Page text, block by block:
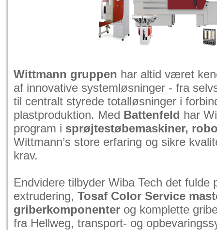
Wittmann gruppen har altid været
af innovative systemløsninger - fra
til centralt styrede totalløsninger i
plastproduktion. Med Battenfeld har
program i sprøjtestøbemaskiner,
Wittmann’s store erfaring og sikre
krav.
Endvidere tilbyder Wiba Tech det fulde
extrudering, Tosaf Color Service
griberkomponenter og komplette
fra Hellweg, transport- og